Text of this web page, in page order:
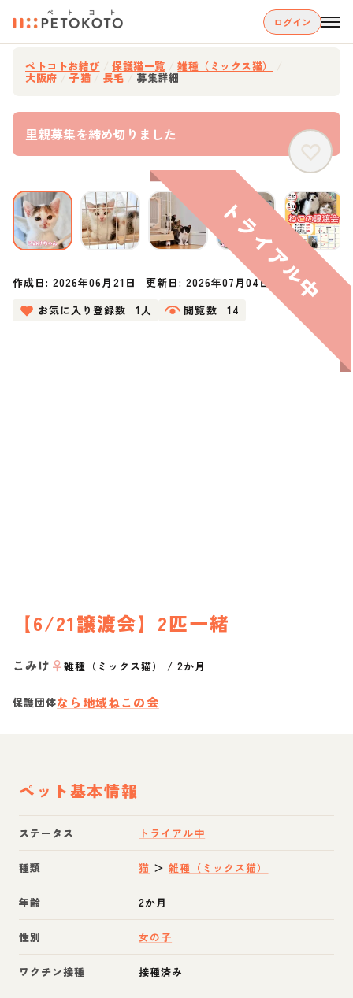
ログイン
ペトコトお結び 保護猫一覧 雑種（ミックス猫）
大阪府 子猫 長毛 募集詳細
里親募集を締め切りました
作成日:2026年06月21日 更新日: 2026年07月04日
お気に入り登録数
1人 閲覧数 14
【6/21譲渡会】2匹一緒
こみけ ♀雑種（ミックス猫） /2か月
保護団体なら地域ねこの会
ペット基本情報
ステータス トライアル中
種類 猫 ＞雑種（ミックス猫）
年齢 2か月
性別 女の子
ワクチン接種 接種済み